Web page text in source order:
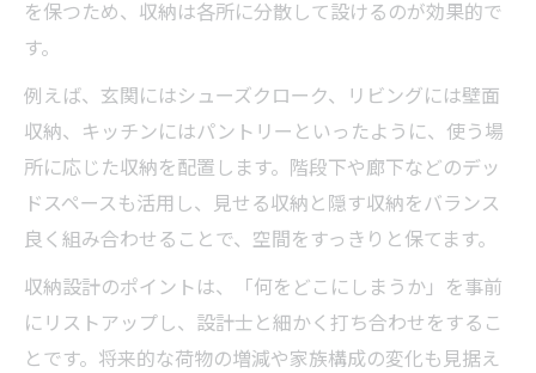
を保つため、収納は各所に分散して設けるのが効果的で
す。
例えば、玄関にはシューズクローク、リビングには壁面
収納、キッチンにはパントリーといったように、使う場
所に応じた収納を配置します。階段下や廊下などのデッ
ドスペースも活用し、見せる収納と隠す収納をバランス
良く組み合わせることで、空間をすっきりと保てます。
収納設計のポイントは、「何をどこにしまうか」を事前
にリストアップし、設計士と細かく打ち合わせをするこ
とです。将来的な荷物の増減や家族構成の変化も見据え